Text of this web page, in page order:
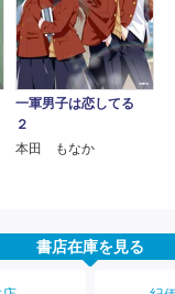
一軍男子は恋してる
２
本田 もなか
書店在庫を見る